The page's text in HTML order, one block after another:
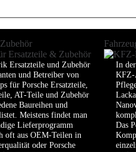
Ersatzteile und Zubehör
und Betreiber von
für Porsche Ersatzteile,
AT-Teile und Zubehör
Baureihen und
Meistens findet man
Lieferprogramm
oft aus OEM-Teilen in
oder Porsche
In
KFZ-
Das